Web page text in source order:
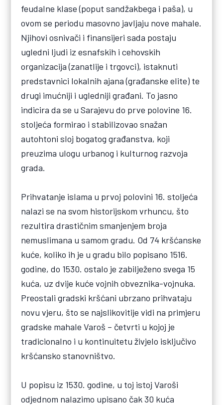
feudalne klase (poput sandžakbega i paša), u
ovom se periodu masovno javljaju nove mahale.
Njihovi osnivači i finansijeri sada postaju
ugledni ljudi iz esnafskih i cehovskih
organizacija (zanatlije i trgovci), istaknuti
predstavnici lokalnih ajana (građanske elite) te
drugi imućniji i ugledniji građani. To jasno
indicira da se u Sarajevu do prve polovine 16.
stoljeća formirao i stabilizovao snažan
autohtoni sloj bogatog građanstva, koji
preuzima ulogu urbanog i kulturnog razvoja
grada.
Prihvatanje islama u prvoj polovini 16. stoljeća
nalazi se na svom historijskom vrhuncu, što
rezultira drastičnim smanjenjem broja
nemuslimana u samom gradu. Od 74 kršćanske
kuće, koliko ih je u gradu bilo popisano 1516.
godine, do 1530. ostalo je zabilježeno svega 15
kuća, uz dvije kuće vojnih obveznika-vojnuka.
Preostali gradski kršćani ubrzano prihvataju
novu vjeru, što se najslikovitije vidi na primjeru
gradske mahale Varoš – četvrti u kojoj je
tradicionalno i u kontinuitetu živjelo isključivo
kršćansko stanovništvo.
U popisu iz 1530. godine, u toj istoj Varoši
odjednom nalazimo upisano čak 30 kuća